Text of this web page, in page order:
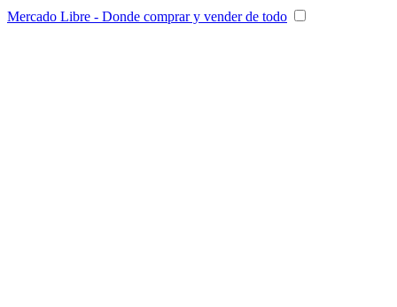
Mercado Libre - Donde comprar y vender de todo